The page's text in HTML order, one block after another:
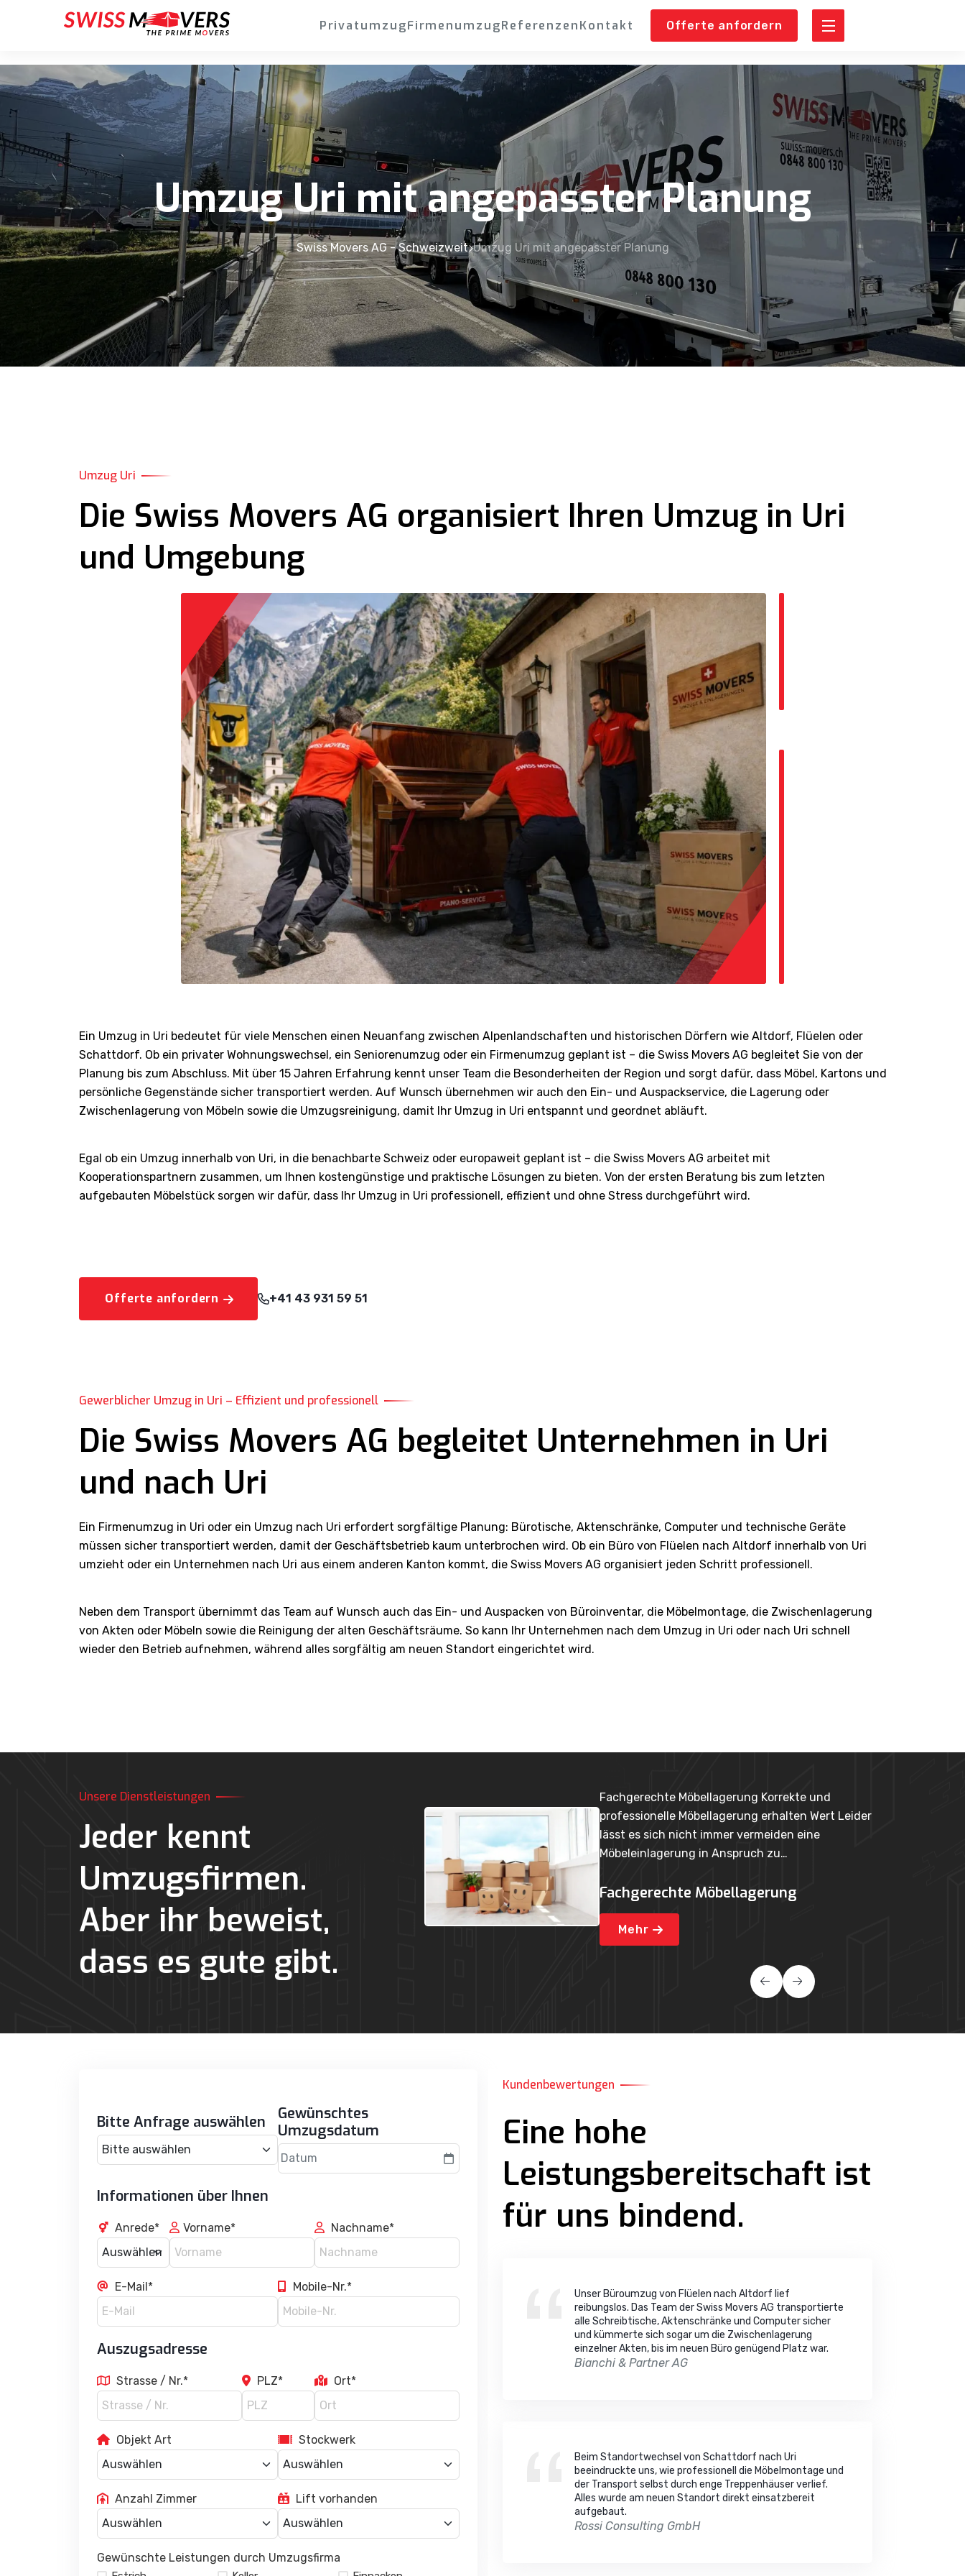
PrivatumzugFirmenumzugReferenzenKontakt Offerte anfordern
Umzug Uri mit angepasster Planung
Swiss Movers AG - Schweizweit Umzug Uri mit angepasster Planung
Umzug Uri
Die Swiss Movers AG organisiert Ihren Umzug in Uri
und Umgebung
Ein Umzug in Uri bedeutet für viele Menschen einen Neuanfang zwischen Alpenlandschaften und historischen Dörfern wie Altdorf, Flüelen oder
Schattdorf. Ob ein privater Wohnungswechsel, ein Seniorenumzug oder ein Firmenumzug geplant ist – die Swiss Movers AG begleitet Sie von der
Planung bis zum Abschluss. Mit über 15 Jahren Erfahrung kennt unser Team die Besonderheiten der Region und sorgt dafür, dass Möbel, Kartons und
persönliche Gegenstände sicher transportiert werden. Auf Wunsch übernehmen wir auch den Ein- und Auspackservice, die Lagerung oder
Zwischenlagerung von Möbeln sowie die Umzugsreinigung, damit Ihr Umzug in Uri entspannt und geordnet abläuft.
Egal ob ein Umzug innerhalb von Uri, in die benachbarte Schweiz oder europaweit geplant ist – die Swiss Movers AG arbeitet mit
Kooperationspartnern zusammen, um Ihnen kostengünstige und praktische Lösungen zu bieten. Von der ersten Beratung bis zum letzten
aufgebauten Möbelstück sorgen wir dafür, dass Ihr Umzug in Uri professionell, effizient und ohne Stress durchgeführt wird.
Offerte anfordern +41 43 931 59 51
Gewerblicher Umzug in Uri – Effizient und professionell
Die Swiss Movers AG begleitet Unternehmen in Uri
und nach Uri
Ein Firmenumzug in Uri oder ein Umzug nach Uri erfordert sorgfältige Planung: Bürotische, Aktenschränke, Computer und technische Geräte
müssen sicher transportiert werden, damit der Geschäftsbetrieb kaum unterbrochen wird. Ob ein Büro von Flüelen nach Altdorf innerhalb von Uri
umzieht oder ein Unternehmen nach Uri aus einem anderen Kanton kommt, die Swiss Movers AG organisiert jeden Schritt professionell.
Neben dem Transport übernimmt das Team auf Wunsch auch das Ein- und Auspacken von Büroinventar, die Möbelmontage, die Zwischenlagerung
von Akten oder Möbeln sowie die Reinigung der alten Geschäftsräume. So kann Ihr Unternehmen nach dem Umzug in Uri oder nach Uri schnell
wieder den Betrieb aufnehmen, während alles sorgfältig am neuen Standort eingerichtet wird.
Unsere Dienstleistungen
Jeder kennt
Umzugsfirmen.
Aber ihr beweist,
dass es gute gibt.
Einpack & Auspackservice von Swiss Movers Wenn
erledigen.…
Einpack & Auspackservice
Fachgerechte Möbellagerung Korrekte und
professionelle Möbellagerung erhalten Wert Leider
lässt es sich nicht immer vermeiden eine
Möbeleinlagerung in Anspruch zu…
Fachgerechte Möbellagerung
Mehr
Bitte Anfrage auswählen
Gewünschtes
Umzugsdatum
Datum
Informationen über Ihnen
Anrede* Vorname* Nachname*
E-Mail* Mobile-Nr.*
Auszugsadresse
Strasse / Nr.* PLZ* Ort*
Objekt Art Stockwerk
Anzahl Zimmer Lift vorhanden
Gewünschte Leistungen durch Umzugsfirma
Kundenbewertungen
Eine hohe
Leistungsbereitschaft ist
für uns bindend.
Unser Büroumzug von Flüelen nach Altdorf lief
reibungslos. Das Team der Swiss Movers AG transportierte
alle Schreibtische, Aktenschränke und Computer sicher
und kümmerte sich sogar um die Zwischenlagerung
einzelner Akten, bis im neuen Büro genügend Platz war.
Bianchi & Partner AG
Beim Standortwechsel von Schattdorf nach Uri
beeindruckte uns, wie professionell die Möbelmontage und
der Transport selbst durch enge Treppenhäuser verlief.
Alles wurde am neuen Standort direkt einsatzbereit
aufgebaut.
Rossi Consulting GmbH